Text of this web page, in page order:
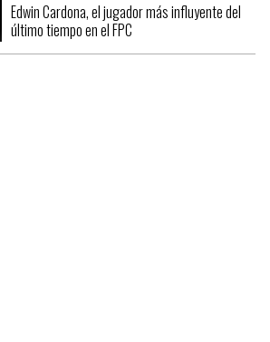
Edwin Cardona, el jugador más influyente del
último tiempo en el FPC